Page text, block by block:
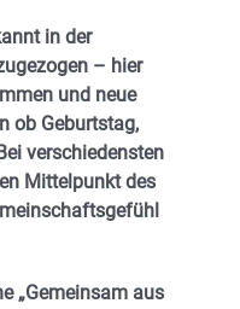
in der
– hier
und neue
ob Geburtstag,
verschiedensten
Mittelpunkt des
„Gemeinsam aus